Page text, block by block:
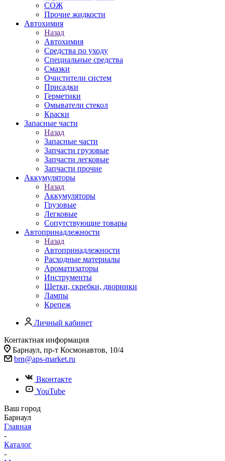
СОЖ
Прочие жидкости
Автохимия
Назад
Автохимия
Средства по уходу
Специальные средства
Смазки
Очистители систем
Присадки
Герметики
Омыватели стекол
Краски
Запасные части
Назад
Запасные части
Запчасти грузовые
Запчасти легковые
Запчасти прочие
Аккумуляторы
Назад
Аккумуляторы
Грузовые
Легковые
Сопутствующие товары
Автопринадлежности
Назад
Автопринадлежности
Расходные материалы
Ароматизаторы
Инструменты
Щетки, скребки, дворники
Лампы
Крепеж
Личный кабинет
Контактная информация
Барнаул, пр-т Космонавтов, 10/4
brn@aps-market.ru
Вконтакте
YouTube
Ваш город
Барнаул
Главная
-
Каталог
-